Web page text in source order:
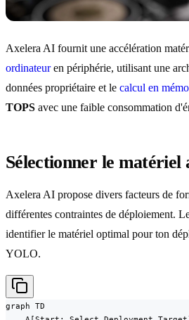
Axelera AI fournit une accélération
ordinateuren périphérie, utilisant une
données propriétaire et le calcul en
TOPS avec une faible consommation
Sélectionner le matériel
Axelera AI propose divers facteurs de
différentes contraintes de déploiement.
identifier le matériel optimal pour ton
YOLO.
graph TD